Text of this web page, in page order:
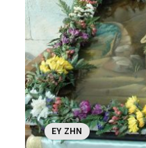
ΕΥ ΖΗΝ